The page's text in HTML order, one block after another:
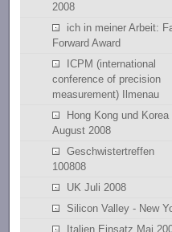
2008
ich in meiner Arbeit:
Forward Award
ICPM (international
conference of precision
measurement) Ilmenau
Hong Kong und Korea
August 2008
Geschwistertreffen
100808
UK Juli 2008
Silicon Valley - New
Italien Einsatz Mai